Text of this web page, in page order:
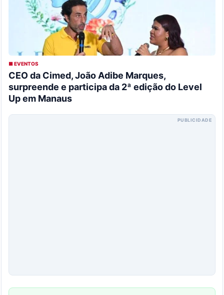
■ EVENTOS
CEO da Cimed, João Adibe Marques,
surpreende e participa da 2ª edição do Level
Up em Manaus
PUBLICIDADE